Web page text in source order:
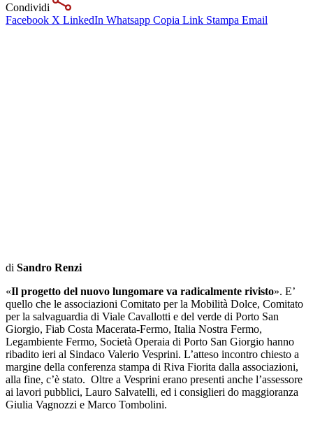
Condividi
Facebook X LinkedIn Whatsapp Copia Link Stampa Email
di Sandro Renzi
«Il progetto del nuovo lungomare va radicalmente rivisto». E’
quello che le associazioni Comitato per la Mobilità Dolce, Comitato
per la salvaguardia di Viale Cavallotti e del verde di Porto San
Giorgio, Fiab Costa Macerata-Fermo, Italia Nostra Fermo,
Legambiente Fermo, Società Operaia di Porto San Giorgio hanno
ribadito ieri al Sindaco Valerio Vesprini. L’atteso incontro chiesto a
margine della conferenza stampa di Riva Fiorita dalla associazioni,
alla fine, c’è stato. Oltre a Vesprini erano presenti anche l’assessore
ai lavori pubblici, Lauro Salvatelli, ed i consiglieri do maggioranza
Giulia Vagnozzi e Marco Tombolini.